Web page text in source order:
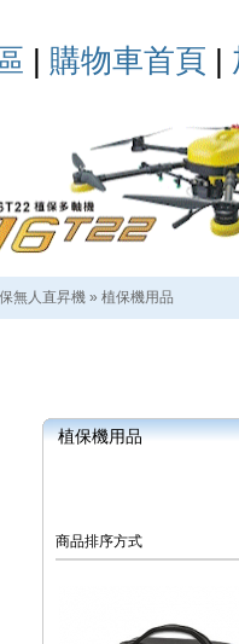
| 購物車首頁 |
無人直昇機 » 植保機用品
植保機用品
商品排序方式